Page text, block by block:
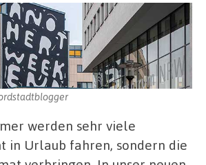
werden sehr viele
in Urlaub fahren, sondern die